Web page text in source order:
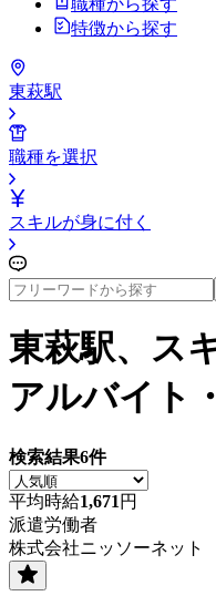
特徴から探す
東萩駅
職種を選択
スキルが身に付く
東萩駅、ス
アルバイト
検索結果6件
平均時給1,671 円
派遣労働者
株式会社ニッソーネット